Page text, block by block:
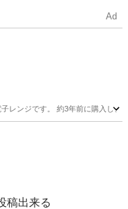
Ad
レンジです。 約3年前に購入し
稿出来る